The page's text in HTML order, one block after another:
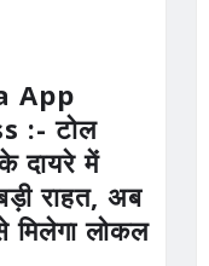
App
:- टोल
दायरे में
राहत, अब
मिलेगा लोकल